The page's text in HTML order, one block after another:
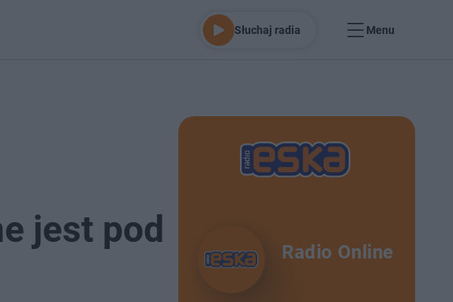
Słuchaj radia Menu
jest pod
Radio Online